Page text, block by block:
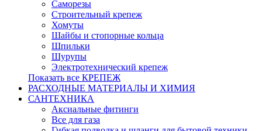
Саморезы
Строительный крепеж
Хомуты
Шайбы и стопорные кольца
Шпильки
Шурупы
Электротехнический крепеж
Показать все КРЕПЕЖ
РАСХОДНЫЕ МАТЕРИАЛЫ И ХИМИЯ
САНТЕХНИКА
Аксиальные фитинги
Все для газа